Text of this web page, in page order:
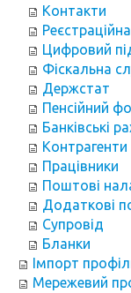
Контакти
Цифровий
Фіскальна
Держстат
Пенсійний
Банківські
Контрагенти
Працівники
Поштові
Додаткові
Супровід
Бланки
Імпорт
Мережевий